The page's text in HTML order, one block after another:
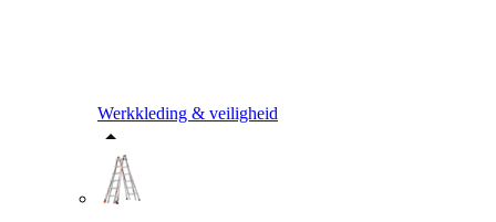
Werkkleding & veiligheid